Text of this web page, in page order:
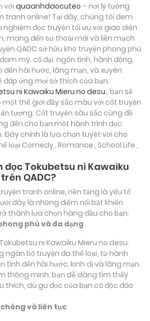
với quaanhdaocuteo – nơi lý tưởng
tranh online! Tại đây, chúng tôi đem
nghiệm đọc truyện tối ưu với giao diện
mang đến sự thoải mái và liền mạch
sở hữu kho truyện phong phú
mỹ, cổ đại, ngôn tình, hành động,
đến hài hước, lãng mạn, và xuyên
đáp ứng mọi sở thích của bạn.
ni Kawaiku Mieru no desu., bạn sẽ
thế giới đầy sắc màu với cốt truyện
tượng. Cốt truyện sâu sắc cùng đồ
đến cho bạn một hành trình đọc
Đây chính là lựa chọn tuyệt vời cho
loại Comedy , Romance , School Life ,
đọc Tokubetsu ni Kawaiku
QADC?
tranh online, nền tảng là yếu tố
đây là những điểm nổi bật khiến
thành lựa chọn hàng đầu cho bạn:
phú và đa dạng
ni Kawaiku Mieru no desu.
ngàn bộ truyện đa thể loại, từ hành
tình đến hài hước, kinh dị và lãng mạn.
thông minh, bạn dễ dàng tìm thấy
thích, dù gu đọc của bạn có độc đáo
và liên tục